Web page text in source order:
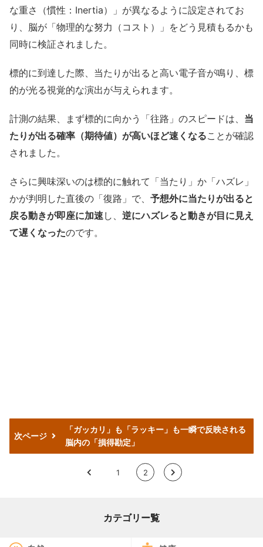
な重さ（慣性：Inertia）」が異なるように設定されてお
り、脳が「物理的な努力（コスト）」をどう見積もるかも
同時に検証されました。
標的に到達した際、当たりが出ると高い電子音が鳴り、標
的が光る視覚的な演出が与えられます。
計測の結果、まず標的に向かう「往路」のスピードは、 当
たりが出る確率（期待値）が高いほど速くなることが確認
されました。
さらに興味深いのは標的に触れて「当たり」か「ハズレ」
かが判明した直後の「復路」で、 予想外に当たりが出ると
戻る動きが即座に加速し、 逆にハズレると動きが目に見え
て遅くなったのです。
次ページ
「ガッカリ」も「ラッキー」も一瞬で反映される
脳内の「損得勘定」
< 1 2 >
カテゴリー覧